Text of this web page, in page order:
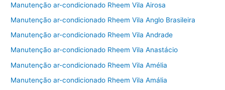
Manutenção ar-condicionado Rheem Vila Airosa
Manutenção ar-condicionado Rheem Vila Anglo Brasileira
Manutenção ar-condicionado Rheem Vila Andrade
Manutenção ar-condicionado Rheem Vila Anastácio
Manutenção ar-condicionado Rheem Vila Amélia
Manutenção ar-condicionado Rheem Vila Amália